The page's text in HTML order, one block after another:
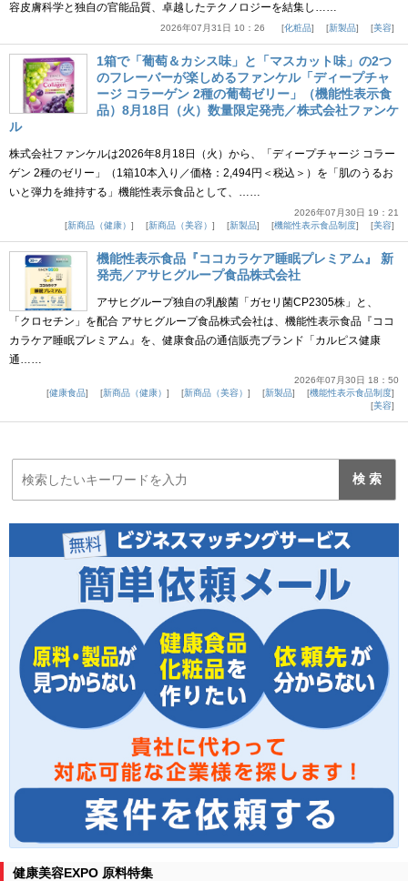
容皮膚科学と独自の官能品質、卓越したテクノロジーを結集し……
2026年07月31日 10：26 化粧品 新製品 美容
1箱で「葡萄＆カシス味」と「マスカット味」の2つ
のフレーバーが楽しめるファンケル「ディープチャ
ージ コラーゲン 2種の葡萄ゼリー」（機能性表示食
品）8月18日（火）数量限定発売／株式会社ファンケ
ル
株式会社ファンケルは2026年8月18日（火）から、「ディープチャージ コラー
ゲン 2種のゼリー」（1箱10本入り／価格：2,494円＜税込＞）を「肌のうるお
いと弾力を維持する」機能性表示食品として、……
2026年07月30日 19：21
新商品（健康）
新商品（美容） 新製品 機能性表示食品制度 美容
機能性表示食品『ココカラケア睡眠プレミアム』 新
発売／アサヒグループ食品株式会社
アサヒグループ独自の乳酸菌「ガセリ菌CP2305株」と、
「クロセチン」を配合 アサヒグループ食品株式会社は、機能性表示食品『ココ
カラケア睡眠プレミアム』を、健康食品の通信販売ブランド「カルピス健康
通……
2026年07月30日 18：50
健康食品
新商品（健康） 新商品（美容） 新製品
機能性表示食品制度
美容
健康美容EXPO 原料特集